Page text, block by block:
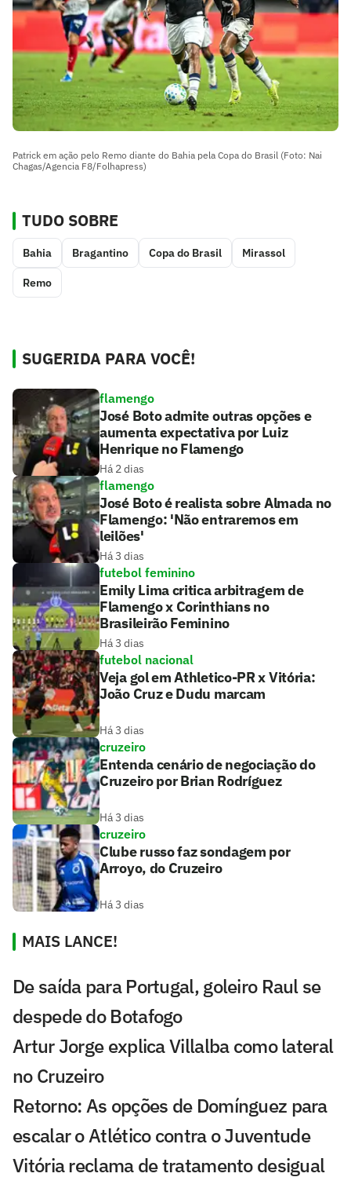
Patrick em ação pelo Remo diante do Bahia pela Copa do Brasil (Foto: Nai
Chagas/Agencia F8/Folhapress)
TUDO SOBRE
Bahia Bragantino Copa do Brasil Mirassol
Remo
SUGERIDA PARA VOCÊ!
flamengo
José Boto admite outras opções e
aumenta expectativa por Luiz
Henrique no Flamengo
Há 2 dias
flamengo
José Boto é realista sobre Almada no
Flamengo: 'Não entraremos em
leilões'
Há 3 dias
futebol feminino
Emily Lima critica arbitragem de
Flamengo x Corinthians no
Brasileirão Feminino
Há 3 dias
futebol nacional
Veja gol em Athletico-PR x Vitória:
João Cruz e Dudu marcam
Há 3 dias
cruzeiro
Entenda cenário de negociação do
Cruzeiro por Brian Rodríguez
Há 3 dias
cruzeiro
Clube russo faz sondagem por
Arroyo, do Cruzeiro
Há 3 dias
MAIS LANCE!
De saída para Portugal, goleiro Raul se
despede do Botafogo
Artur Jorge explica Villalba como lateral
no Cruzeiro
Retorno: As opções de Domínguez para
escalar o Atlético contra o Juventude
Vitória reclama de tratamento desigual